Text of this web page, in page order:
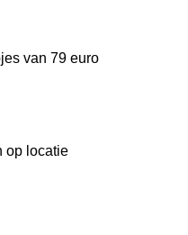
van 79 euro
op locatie